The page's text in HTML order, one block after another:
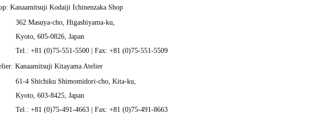
Kanaamitsuji Kodaiji Ichinenzaka Shop
362 Masuya-cho, Higashiyama-ku,
Kyoto, 605-0826, Japan
Tel.: +81 (0)75-551-5500 | Fax: +81 (0)75-551-5509
Kanaamitsuji Kitayama Atelier
61-4 Shichiku Shimomidori-cho, Kita-ku,
Kyoto, 603-8425, Japan
Tel.: +81 (0)75-491-4663 | Fax: +81 (0)75-491-8663